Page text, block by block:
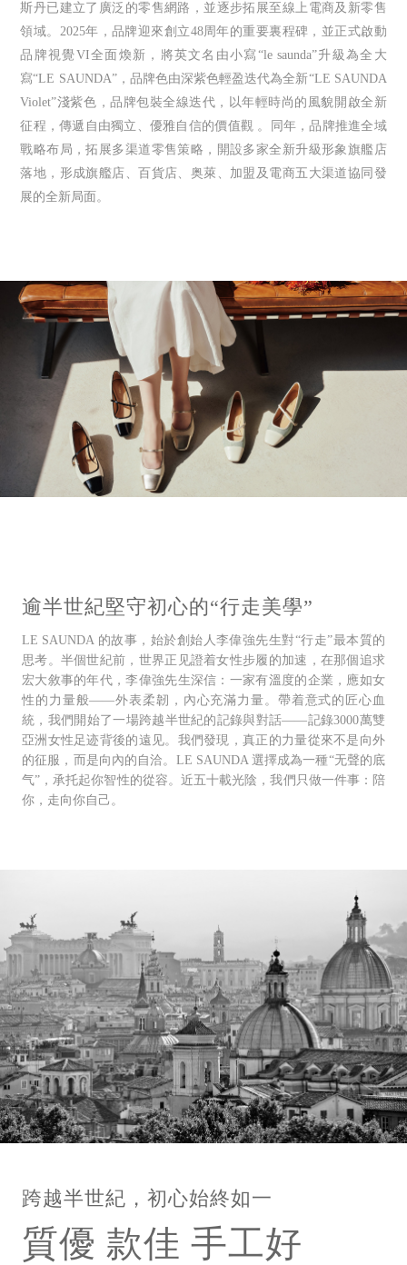
斯丹已建立了廣泛的零售網路，並逐步拓展至線上電商及新零售
領域。2025年，品牌迎來創立48周年的重要裏程碑，並正式啟動
品牌視覺VI全面煥新，將英文名由小寫“le saunda”升級為全大
寫“LE SAUNDA”，品牌色由深紫色輕盈迭代為全新“LE SAUNDA
Violet”淺紫色，品牌包裝全線迭代，以年輕時尚的風貌開啟全新
征程，傳遞自由獨立、優雅自信的價值觀 。同年，品牌推進全域
戰略布局，拓展多渠道零售策略，開設多家全新升級形象旗艦店
落地，形成旗艦店、百貨店、奥萊、加盟及電商五大渠道協同發
展的全新局面。
逾半世紀堅守初⼼的“⾏⾛美學”
LE SAUNDA 的故事，始於創始⼈李偉強先⽣對“⾏⾛”最本質的
思考。半個世紀前，世界正⻅證着⼥性步履的加速，在那個追求
宏⼤敘事的年代，李偉強先⽣深信：⼀家有溫度的企業，應如⼥
性的⼒量般——外表柔韌，內⼼充滿⼒量。帶着意式的匠⼼⾎
統，我們開始了⼀場跨越半世紀的記錄與對話——記錄3000萬雙
亞洲⼥性⾜迹背後的遠⻅。我們發現，真正的⼒量從來不是向外
的征服，⽽是向內的⾃洽。LE SAUNDA 選擇成為⼀種“⽆聲的底
⽓”，承托起你智性的從容。近五⼗載光陰，我們只做⼀件事：陪
你，⾛向你⾃⼰。
跨越半世紀，初心始終如一
質優 款佳 手工好